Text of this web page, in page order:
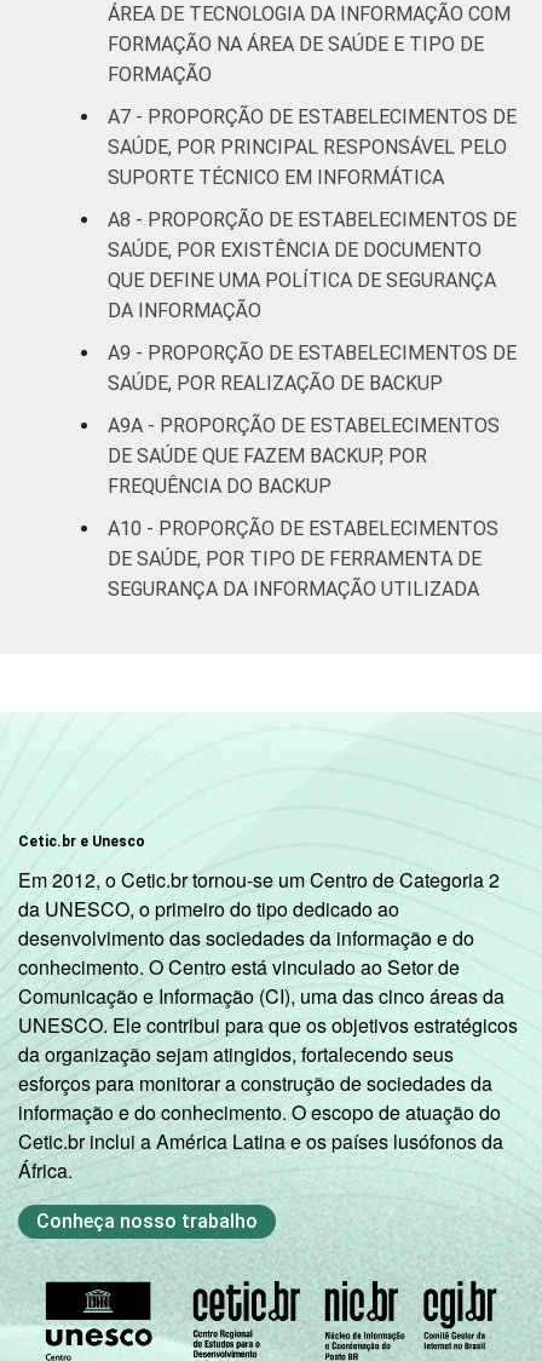
ÁREA DE TECNOLOGIA DA INFORMAÇÃO COM
FORMAÇÃO NA ÁREA DE SAÚDE E TIPO DE
FORMAÇÃO
A7 - PROPORÇÃO DE ESTABELECIMENTOS DE
SAÚDE, POR PRINCIPAL RESPONSÁVEL PELO
SUPORTE TÉCNICO EM INFORMÁTICA
A8 - PROPORÇÃO DE ESTABELECIMENTOS DE
SAÚDE, POR EXISTÊNCIA DE DOCUMENTO
QUE DEFINE UMA POLÍTICA DE SEGURANÇA
DA INFORMAÇÃO
A9 - PROPORÇÃO DE ESTABELECIMENTOS DE
SAÚDE, POR REALIZAÇÃO DE BACKUP
A9A - PROPORÇÃO DE ESTABELECIMENTOS
DE SAÚDE QUE FAZEM BACKUP, POR
FREQUÊNCIA DO BACKUP
A10 - PROPORÇÃO DE ESTABELECIMENTOS
DE SAÚDE, POR TIPO DE FERRAMENTA DE
SEGURANÇA DA INFORMAÇÃO UTILIZADA
Cetic.br e Unesco
Em 2012, o Cetic.br tornou-se um Centro de Categoria 2
da UNESCO, o primeiro do tipo dedicado ao
desenvolvimento das sociedades da informação e do
conhecimento. O Centro está vinculado ao Setor de
Comunicação e Informação (CI), uma das cinco áreas da
UNESCO. Ele contribui para que os objetivos estratégicos
da organização sejam atingidos, fortalecendo seus
esforços para monitorar a construção de sociedades da
informação e do conhecimento. O escopo de atuação do
Cetic.br inclui a América Latina e os países lusófonos da
África.
Conheça nosso trabalho